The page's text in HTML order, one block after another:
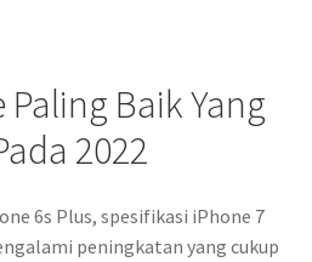
Baik Yang
2022
6s Plus, spesifikasi iPhone 7
peningkatan yang cukup